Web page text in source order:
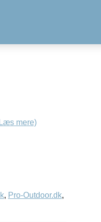
mere)
, Pro-Outdoor.dk,